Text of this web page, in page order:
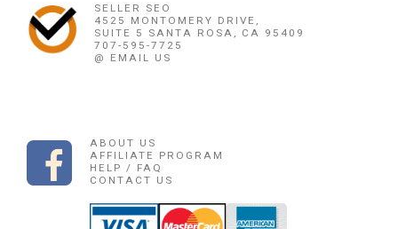
SELLER SEO
4525 MONTOMERY DRIVE,
SUITE 5 SANTA ROSA, CA 95409
707-595-7725
@ EMAIL US
ABOUT US
AFFILIATE PROGRAM
HELP / FAQ
CONTACT US